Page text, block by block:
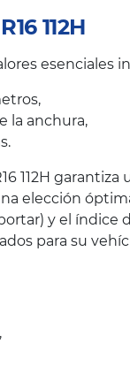
112H
la anchura,
112H
elección
y el
para su